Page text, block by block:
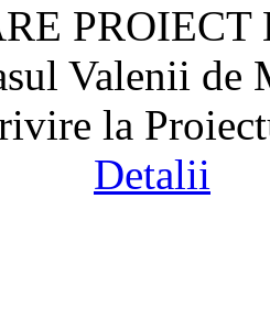
PROIECT
Valenii de
la
Detalii